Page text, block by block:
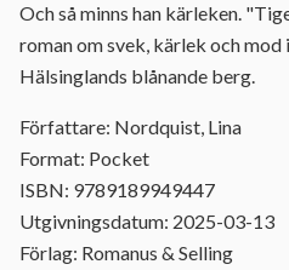
Och så minns han kärleken.
roman om svek, kärlek och mod
Hälsinglands blånande berg.
Författare: Nordquist, Lina
Format: Pocket
ISBN: 9789189949447
Utgivningsdatum: 2025-03-13
Förlag: Romanus & Selling